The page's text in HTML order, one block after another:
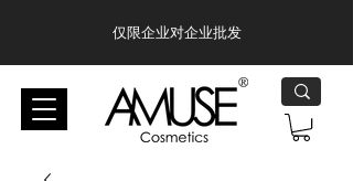
仅限企业对企业批发